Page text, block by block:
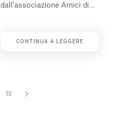
dall’associazione Amici di...
CONTINUA A LEGGERE
32